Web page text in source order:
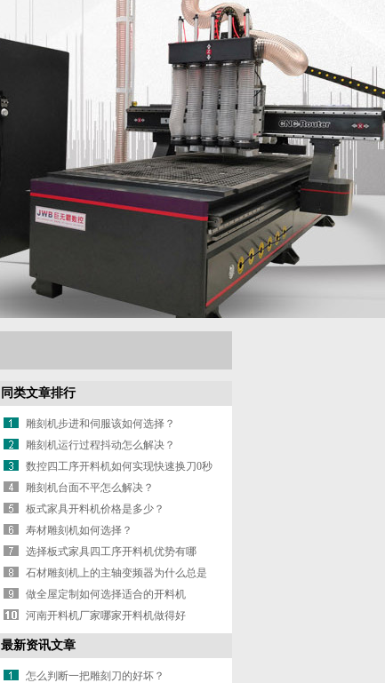
同类文章排行
雕刻机步进和伺服该如何选择？
雕刻机运行过程抖动怎么解决？
数控四工序开料机如何实现快速换刀0秒
切换？
雕刻机台面不平怎么解决？
板式家具开料机价格是多少？
寿材雕刻机如何选择？
选择板式家具四工序开料机优势有哪
些？
石材雕刻机上的主轴变频器为什么总是
报警？
做全屋定制如何选择适合的开料机
河南开料机厂家哪家开料机做得好
最新资讯文章
怎么判断一把雕刻刀的好坏？